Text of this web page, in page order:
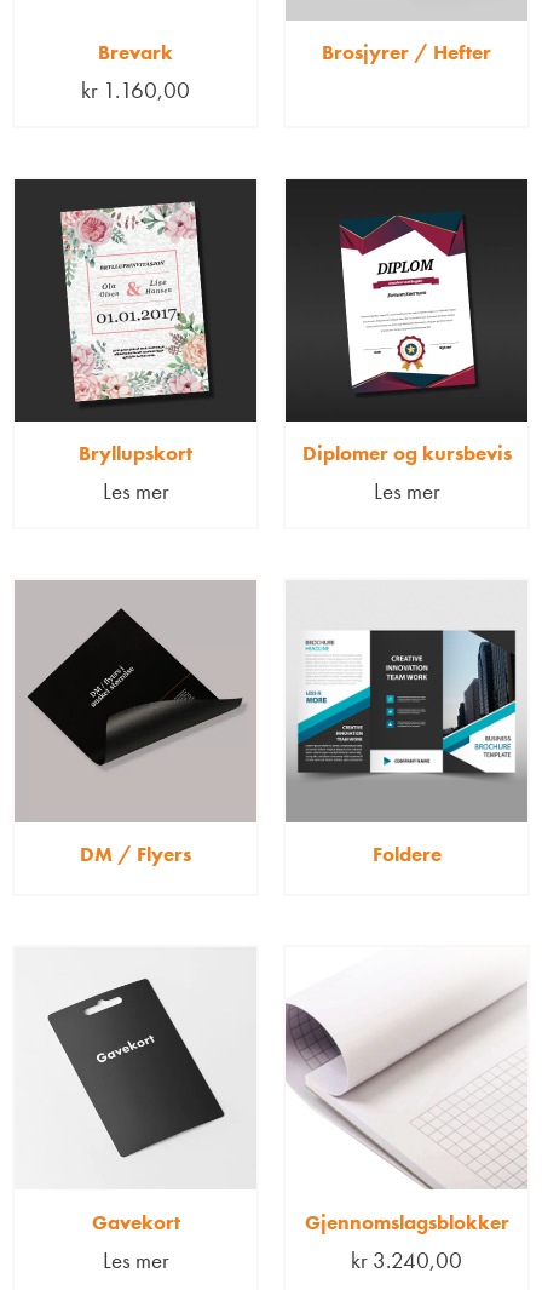
Brevark
kr 1.160,00
Brosjyrer / Hefter
Bryllupskort
Les mer
Diplomer og kursbevis
Les mer
DM / Flyers Foldere
Gavekort
Les mer
Gjennomslagsblokker
kr 3.240,00